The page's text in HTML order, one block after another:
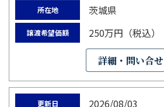
所在地 茨城県
譲渡希望価額 250万円（税込）
詳細・問い合せ
更新日 2026/08/03